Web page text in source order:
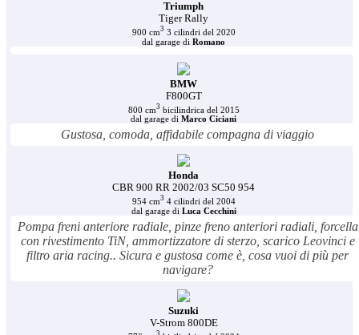
Triumph
Tiger Rally
900 cm3 3 cilindri del 2020
dal garage di Romano
BMW
F800GT
800 cm3 bicilindrica del 2015
dal garage di Marco Ciciani
Gustosa, comoda, affidabile compagna di viaggio
Honda
CBR 900 RR 2002/03 SC50 954
954 cm3 4 cilindri del 2004
dal garage di Luca Cecchini
Pompa freni anteriore radiale, pinze freno anteriori radiali, forcella
con rivestimento TiN, ammortizzatore di sterzo, scarico Leovinci e
filtro aria racing.. Sicura e gustosa come è, cosa vuoi di più per
navigare?
Suzuki
V-Strom 800DE